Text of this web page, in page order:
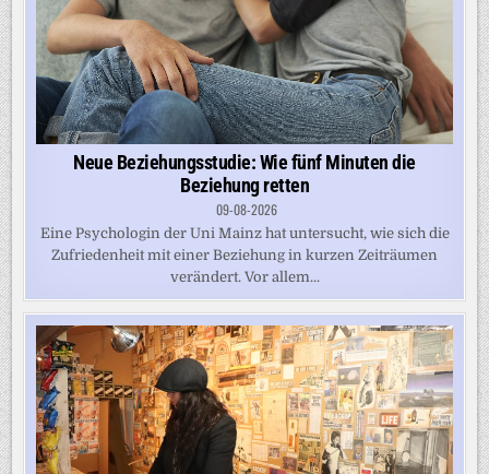
Neue Beziehungsstudie: Wie fünf Minuten die
Beziehung retten
09-08-2026
Eine Psychologin der Uni Mainz hat untersucht, wie sich die
Zufriedenheit mit einer Beziehung in kurzen Zeiträumen
verändert. Vor allem...